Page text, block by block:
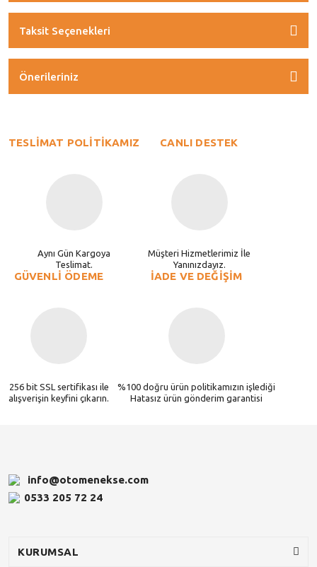
Taksit Seçenekleri
Önerileriniz
TESLİMAT POLİTİKAMIZ
Aynı Gün Kargoya
Teslimat.
CANLI DESTEK
Müşteri Hizmetlerimiz İle
Yanınızdayız.
GÜVENLİ ÖDEME
256 bit SSL sertifikası ile
alışverişin keyfini çıkarın.
İADE VE DEĞİŞİM
%100 doğru ürün politikamızın işlediği
Hatasız ürün gönderim garantisi
info@otomenekse.com
0533 205 72 24
KURUMSAL